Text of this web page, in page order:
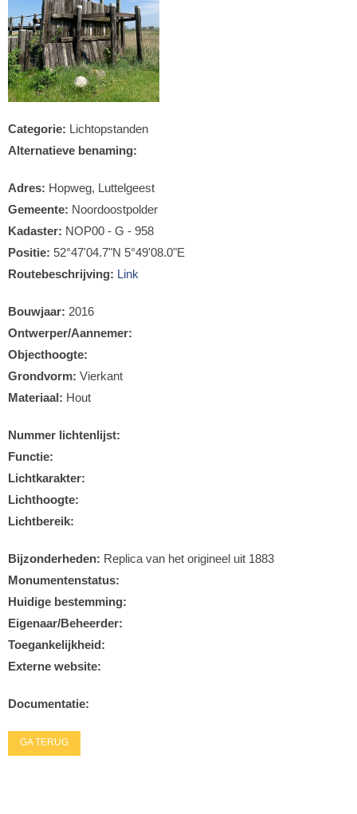
Categorie: Lichtopstanden
Alternatieve benaming:
Adres: Hopweg, Luttelgeest
Gemeente: Noordoostpolder
Kadaster: NOP00 - G - 958
Positie: 52°47'04.7"N 5°49'08.0"E
Routebeschrijving: Link
Bouwjaar: 2016
Ontwerper/Aannemer:
Objecthoogte:
Grondvorm: Vierkant
Materiaal: Hout
Nummer lichtenlijst:
Functie:
Lichtkarakter:
Lichthoogte:
Lichtbereik:
Bijzonderheden: Replica van het origineel uit 1883
Monumentenstatus:
Huidige bestemming:
Eigenaar/Beheerder:
Toegankelijkheid:
Externe website:
Documentatie:
GA TERUG